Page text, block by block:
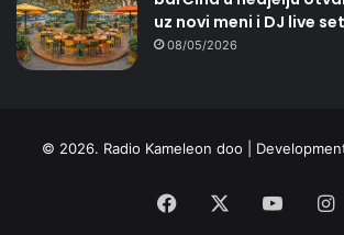
uz novi meni i DJ live set
08/05/2026
© 2026. Radio Kameleon doo |
Facebook